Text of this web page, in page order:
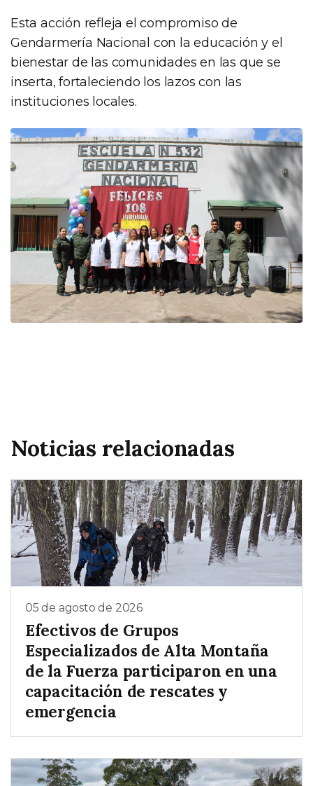
Esta acción refleja el compromiso de
Gendarmería Nacional con la educación y el
bienestar de las comunidades en las que se
inserta, fortaleciendo los lazos con las
instituciones locales.
Noticias relacionadas
05 de agosto de 2026
Efectivos de Grupos
Especializados de Alta Montaña
de la Fuerza participaron en una
capacitación de rescates y
emergencia